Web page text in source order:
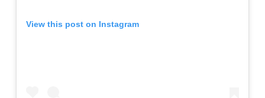
View this post on Instagram